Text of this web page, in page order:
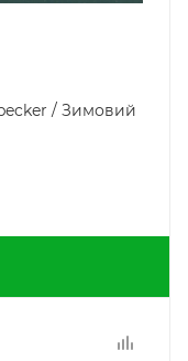
/ Зимовий